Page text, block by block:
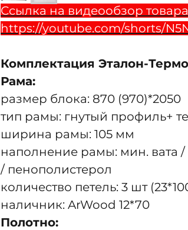
Ссылка на видеообзор
https://youtube.com/shorts/
Комплектация Эталон-Термо
Рама:
размер блока: 870 (970)*2050
тип рамы: гнутый профиль+
ширина рамы: 105 мм
наполнение рамы: мин. вата
/ пенополистерол
количество петель: 3 шт
наличник: ArWood 12*70
Полотно: